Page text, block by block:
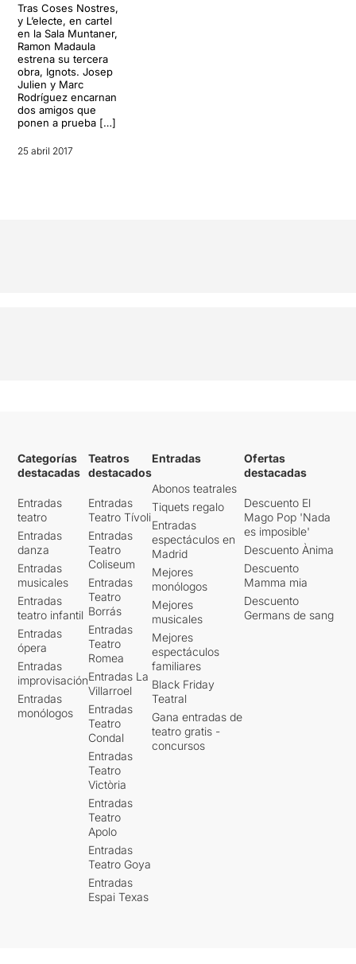
Tras Coses Nostres,
y L’electe, en cartel
en la Sala Muntaner,
Ramon Madaula
estrena su tercera
obra, Ignots. Josep
Julien y Marc
Rodríguez encarnan
dos amigos que
ponen a prueba […]
25 abril 2017
Categorías
destacadas
Entradas
teatro
Entradas
danza
Entradas
musicales
Entradas
teatro infantil
Entradas
ópera
Entradas
improvisación
Entradas
monólogos
Teatros
destacados
Entradas
Teatro Tívoli
Entradas
Teatro
Coliseum
Entradas
Teatro
Borrás
Entradas
Teatro
Romea
Entradas La
Villarroel
Entradas
Teatro
Condal
Entradas
Teatro
Victòria
Entradas
Teatro
Apolo
Entradas
Teatro Goya
Entradas
Espai Texas
Entradas
Abonos teatrales
Tiquets regalo
Entradas
espectáculos en
Madrid
Mejores
monólogos
Mejores
musicales
Mejores
espectáculos
familiares
Black Friday
Teatral
Gana entradas de
teatro gratis -
concursos
Ofertas
destacadas
Descuento El
Mago Pop 'Nada
es imposible'
Descuento Ànima
Descuento
Mamma mia
Descuento
Germans de sang